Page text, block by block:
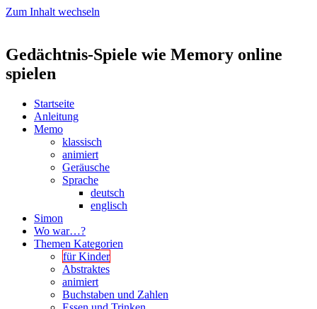
Zum Inhalt wechseln
Gedächtnis-Spiele wie Memory online
spielen
Startseite
Anleitung
Memo
klassisch
animiert
Geräusche
Sprache
deutsch
englisch
Simon
Wo war…?
Themen Kategorien
für Kinder
Abstraktes
animiert
Buchstaben und Zahlen